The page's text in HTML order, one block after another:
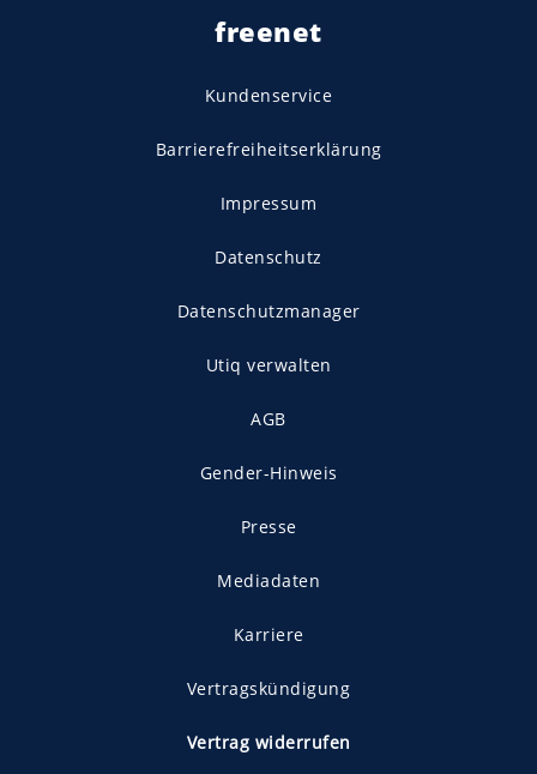
freenet
Kundenservice
Barrierefreiheitserklärung
Impressum
Datenschutz
Datenschutzmanager
Utiq verwalten
AGB
Gender-Hinweis
Presse
Mediadaten
Karriere
Vertragskündigung
Vertrag widerrufen